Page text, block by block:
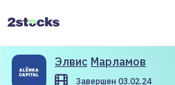
содержанию
Элвис Марламов
Завершен 03.02.24